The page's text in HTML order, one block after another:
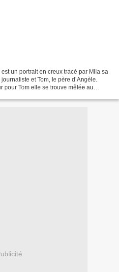
un portrait en creux tracé par Mila sa
et Tom, le père d’Angèle.
pour Tom elle se trouve mêlée au